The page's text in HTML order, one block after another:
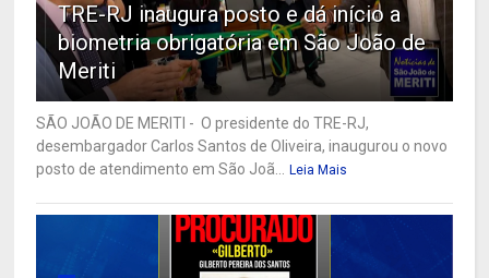
TRE-RJ inaugura posto e dá início a
biometria obrigatória em São João de
Meriti
SÃO JOÃO DE MERITI - O presidente do TRE-RJ,
desembargador Carlos Santos de Oliveira, inaugurou o novo
posto de atendimento em São Joã... Leia Mais